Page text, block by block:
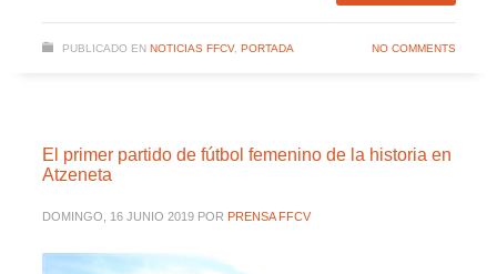
PUBLICADO EN NOTICIAS FFCV, PORTADA NO COMMENTS
El primer partido de fútbol femenino de la historia en
Atzeneta
DOMINGO, 16 JUNIO 2019 POR PRENSA FFCV